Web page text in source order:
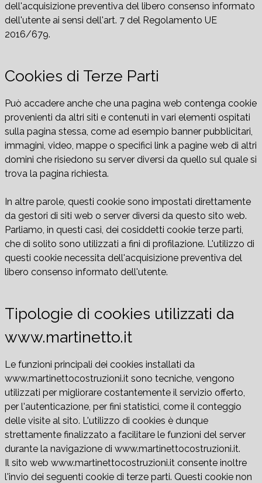
dell'acquisizione preventiva del libero consenso informato
dell'utente ai sensi dell'art. 7 del Regolamento UE
2016/679.
Cookies di Terze Parti
Può accadere anche che una pagina web contenga cookie
provenienti da altri siti e contenuti in vari elementi ospitati
sulla pagina stessa, come ad esempio banner pubblicitari,
immagini, video, mappe o specifici link a pagine web di altri
domini che risiedono su server diversi da quello sul quale si
trova la pagina richiesta.
In altre parole, questi cookie sono impostati direttamente
da gestori di siti web o server diversi da questo sito web.
Parliamo, in questi casi, dei cosiddetti cookie terze parti,
che di solito sono utilizzati a fini di profilazione. L'utilizzo di
questi cookie necessita dell'acquisizione preventiva del
libero consenso informato dell'utente.
Tipologie di cookies utilizzati da
www.martinetto.it
Le funzioni principali dei cookies installati da
www.martinettocostruzioni.it sono tecniche, vengono
utilizzati per migliorare costantemente il servizio offerto,
per l'autenticazione, per fini statistici, come il conteggio
delle visite al sito. L'utilizzo di cookies è dunque
strettamente finalizzato a facilitare le funzioni del server
durante la navigazione di www.martinettocostruzioni.it.
Il sito web www.martinettocostruzioni.it consente inoltre
l'invio dei seguenti cookie di terze parti. Questi cookie non